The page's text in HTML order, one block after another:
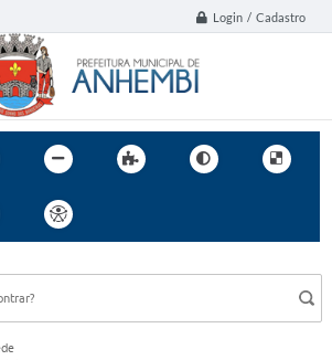
Login / Cadastro